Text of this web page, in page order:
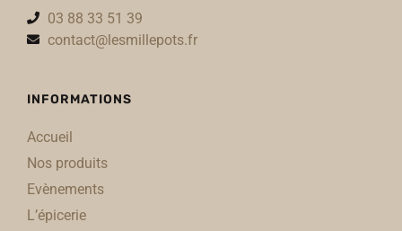
03 88 33 51 39
contact@lesmillepots.fr
INFORMATIONS
Accueil
Nos produits
Evènements
L’épicerie